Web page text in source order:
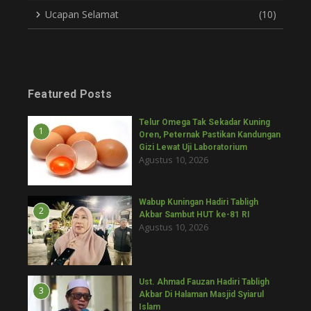
Ucapan Selamat (10)
Featured Posts
1
Telur Omega Tak Sekadar Kuning
Oren, Peternak Pastikan Kandungan
Gizi Lewat Uji Laboratorium
Agustus 10, 2026
2
Wabup Kuningan Hadiri Tabligh
Akbar Sambut HUT ke-81 RI
Agustus 10, 2026
3
Ust. Ahmad Fauzan Hadiri Tabligh
Akbar Di Halaman Masjid Syiarul
Islam